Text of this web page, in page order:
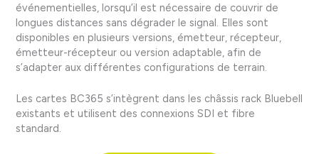
événementielles, lorsqu’il est nécessaire de couvrir de
longues distances sans dégrader le signal. Elles sont
disponibles en plusieurs versions, émetteur, récepteur,
émetteur-récepteur ou version adaptable, afin de
s’adapter aux différentes configurations de terrain.
Les cartes BC365 s’intègrent dans les châssis rack Bluebell
existants et utilisent des connexions SDI et fibre
standard.